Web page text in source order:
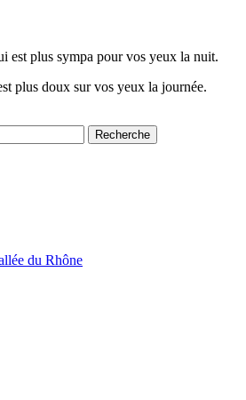
est plus sympa pour vos yeux la nuit.
plus doux sur vos yeux la journée.
Recherche